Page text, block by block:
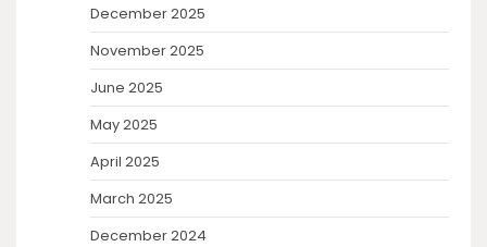
December 2025
November 2025
June 2025
May 2025
April 2025
March 2025
December 2024